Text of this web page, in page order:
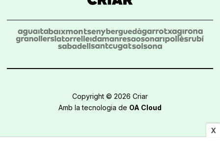
X
Copyright © 2026 Criar
Amb la tecnologia de OA Cloud